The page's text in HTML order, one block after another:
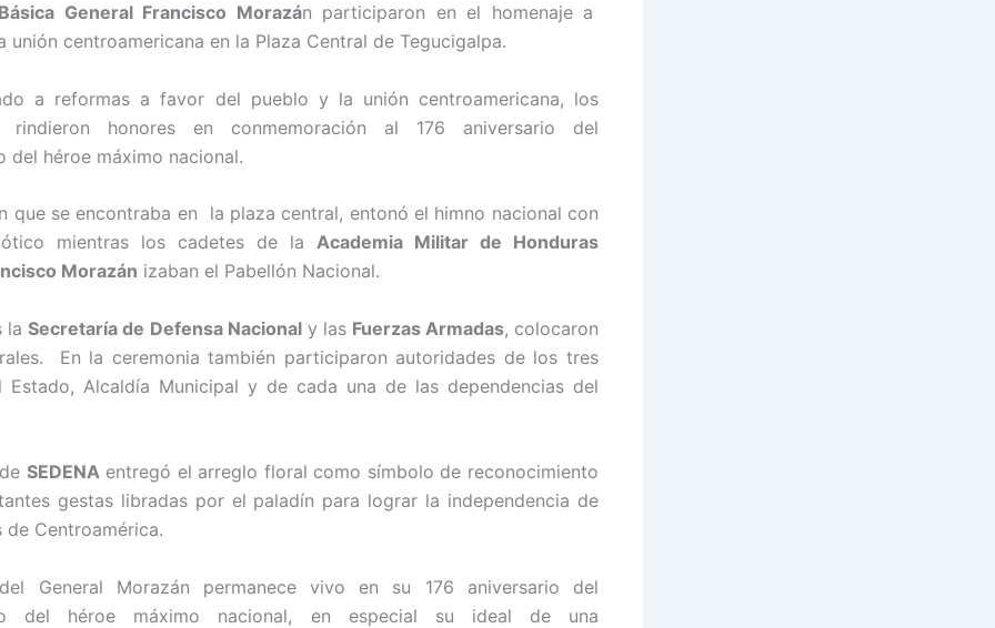
General Francisco Morazán participaron en el homenaje a
unión centroamericana en la Plaza Central de Tegucigalpa.
a reformas a favor del pueblo y la unión centroamericana, los
rindieron honores en conmemoración al 176 aniversario del
del héroe máximo nacional.
que se encontraba en la plaza central, entonó el himno nacional con
mientras los cadetes de la Academia Militar de Honduras
Morazán izaban el Pabellón Nacional.
laSecretaría de Defensa Nacionaly las Fuerzas Armadas, colocaron
En la ceremonia también participaron autoridades de los tres
Estado, Alcaldía Municipal y de cada una de las dependencias del
SEDENAentregó el arreglo floral como símbolo de reconocimiento
gestas libradas por el paladín para lograr la independencia de
de Centroamérica.
General Morazán permanece vivo en su 176 aniversario del
del héroe máximo nacional, en especial su ideal de una